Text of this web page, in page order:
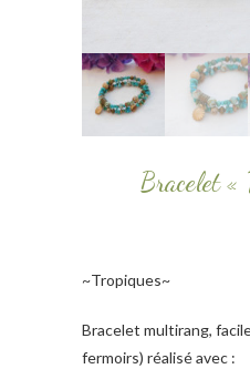
Bracelet «
~Tropiques~
Bracelet multirang,
fermoirs) réalisé avec :